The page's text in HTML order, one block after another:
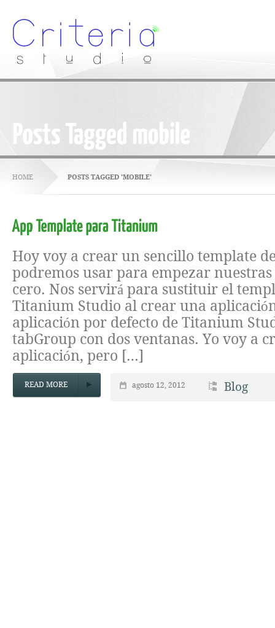
HOME POSTS TAGGED 'MOBILE'
Hoy voy a crear un sencillo template
podremos usar para empezar
cero. Nos servirá para sustituir el
Titanium Studio al crear una
aplicación por defecto de Titanium
tabGroup con dos ventanas. Yo voy a
aplicación, pero […]
READ MORE agosto 12, 2012 Blog